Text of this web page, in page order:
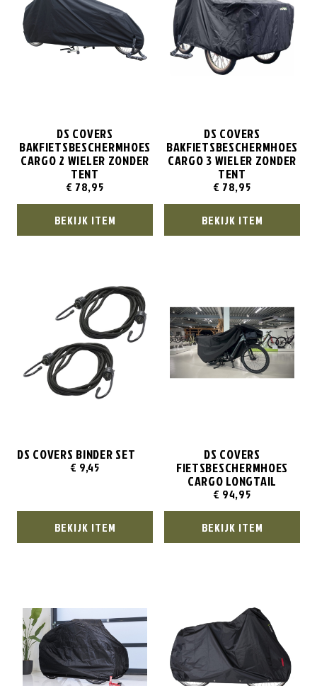
DS COVERS
BAKFIETSBESCHERMHOES
CARGO 2 WIELER ZONDER
TENT
€ 78,95
BEKIJK ITEM
DS COVERS
BAKFIETSBESCHERMHOES
CARGO 3 WIELER ZONDER
TENT
€ 78,95
BEKIJK ITEM
DS COVERS BINDER SET
€ 9,45
BEKIJK ITEM
DS COVERS
FIETSBESCHERMHOES
CARGO LONGTAIL
€ 94,95
BEKIJK ITEM